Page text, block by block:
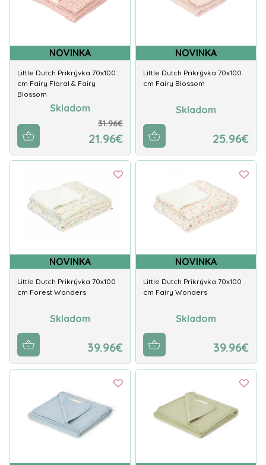
NOVINKA
Little Dutch Prikrývka 70x100
cm Fairy Floral & Fairy
Blossom
Skladom
31.96€
21.96€
NOVINKA
Little Dutch Prikrývka 70x100
cm Fairy Blossom
Skladom
25.96€
NOVINKA
Little Dutch Prikrývka 70x100
cm Forest Wonders
Skladom
39.96€
NOVINKA
Little Dutch Prikrývka 70x100
cm Fairy Wonders
Skladom
39.96€